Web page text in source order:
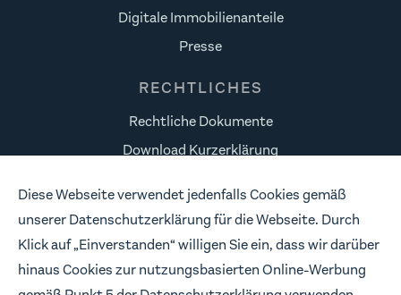
Diese Webseite verwendet jedenfalls Cookies gemäß
unserer Datenschutzerklärung für die Webseite. Durch
Klick auf „Einverstanden“ willigen Sie ein, dass wir darüber
hinaus Cookies zur nutzungsbasierten Online-Werbung
Digitale Immobilienanteile
Presse
RECHTLICHES
Rechtliche Dokumente
Download Kurzerklärung
Risikohinweise
Impressum
FOLLOW US